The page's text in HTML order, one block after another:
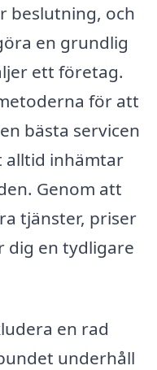
beslutning, och
en grundlig
ett företag.
för att
bästa servicen
alltid inhämtar
Genom att
tjänster, priser
dig en tydligare
en rad
underhåll